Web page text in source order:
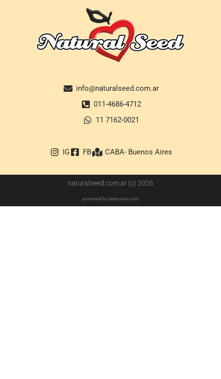
info@naturalseed.com.ar
011-4686-4712
11 7162-0021
IG FB CABA- Buenos Aires
naturalseed.com.ar (c) 2026
powered by teqiruirisi.com